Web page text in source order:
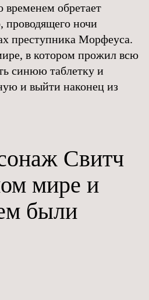
обретает
ночи
преступника Морфеуса.
в котором прожил всю
синюю таблетку и
и выйти наконец из
Свитч
мире и
были